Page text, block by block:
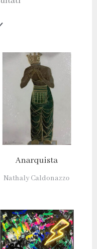
Anarquista
Nathaly Caldonazzo